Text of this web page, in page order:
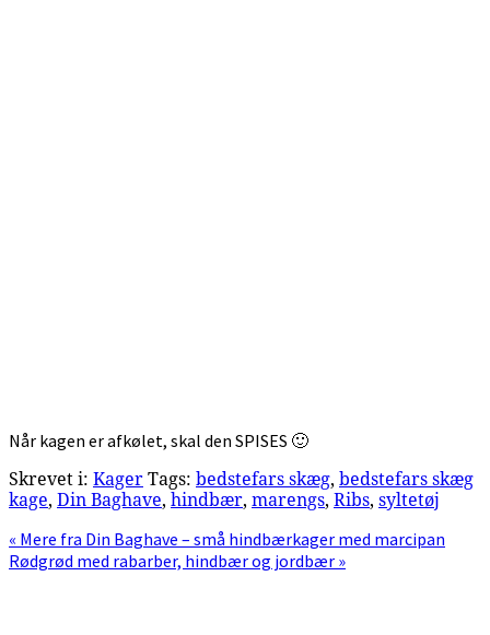
Når kagen er afkølet, skal den SPISES 🙂
Skrevet i: Kager Tags: bedstefars skæg, bedstefars skæg
kage, Din Baghave, hindbær, marengs, Ribs, syltetøj
Previous
Post:
« Mere fra Din Baghave – små hindbærkager med marcipan
Next
Rødgrød med rabarber, hindbær og jordbær »